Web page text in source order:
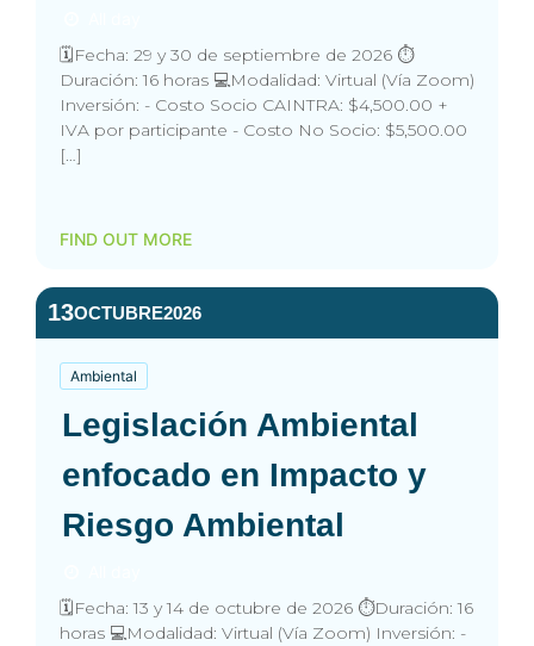
🗓️Fecha: 29 y 30 de septiembre de 2026 ⏱️
Duración: 16 horas 💻Modalidad: Virtual (Vía Zoom)
Inversión: - Costo Socio CAINTRA: $4,500.00 +
IVA por participante - Costo No Socio: $5,500.00
[…]
FIND OUT MORE
13OCTUBRE2026
Ambiental
Legislación Ambiental
enfocado en Impacto y
Riesgo Ambiental
🗓️Fecha: 13 y 14 de octubre de 2026 ⏱️Duración: 16
horas 💻Modalidad: Virtual (Vía Zoom) Inversión: -